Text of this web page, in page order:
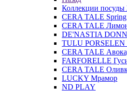
Коллекции посуды
CERA TALE Spring
CERA TALE
DE'NASTIA
TULU PORSELEN
CERA TALE
FARFORELLE
CERA TALE
LUCKY Мрамор
ND PLAY